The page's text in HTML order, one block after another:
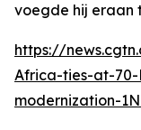
voegde hij eraan
https://
Africa-ties-at-
modernization-